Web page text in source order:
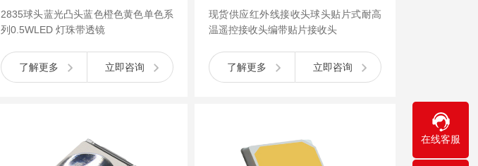
2835球头蓝光凸头蓝色橙色黄色单色系
列0.5WLED 灯珠带透镜
了解更多 立即咨询
现货供应红外线接收头球头贴片式耐高
温遥控接收头编带贴片接收头
了解更多 立即咨询
在线客服